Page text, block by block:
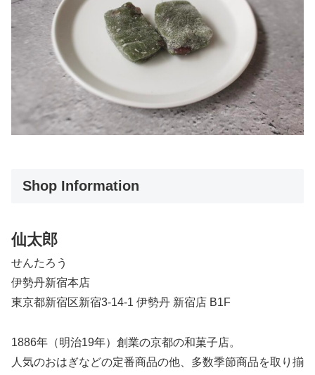
Shop Information
仙太郎
せんたろう
伊勢丹新宿本店
東京都新宿区新宿3-14-1 伊勢丹 新宿店 B1F
1886年（明治19年）創業の京都の和菓子店。
人気のおはぎなどの定番商品の他、多数季節商品を取り揃